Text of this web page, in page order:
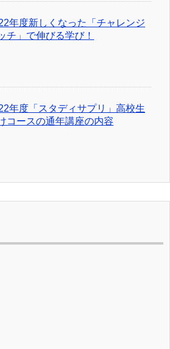
年度新しくなった「チャレンジ
チ」で伸びる学び！
年度「スタディサプリ」高校生
コースの通年講座の内容